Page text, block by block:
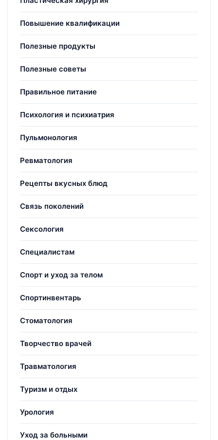
Повышение квалификации
Полезные продукты
Полезные советы
Правильное питание
Психология и психиатрия
Пульмонология
Ревматология
Рецепты вкусных блюд
Связь поколений
Сексология
Специалистам
Спорт и уход за телом
Спортинвентарь
Стоматология
Творчество врачей
Травматология
Туризм и отдых
Урология
Уход за больными